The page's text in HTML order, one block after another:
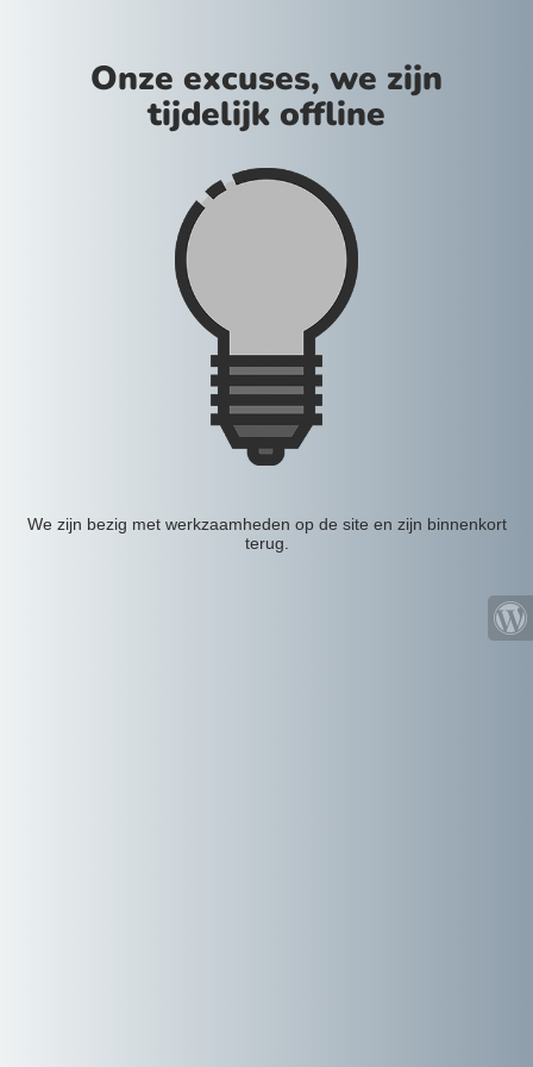
Onze excuses, we zijn
tijdelijk offline
We zijn bezig met werkzaamheden op de site en zijn binnenkort
terug.